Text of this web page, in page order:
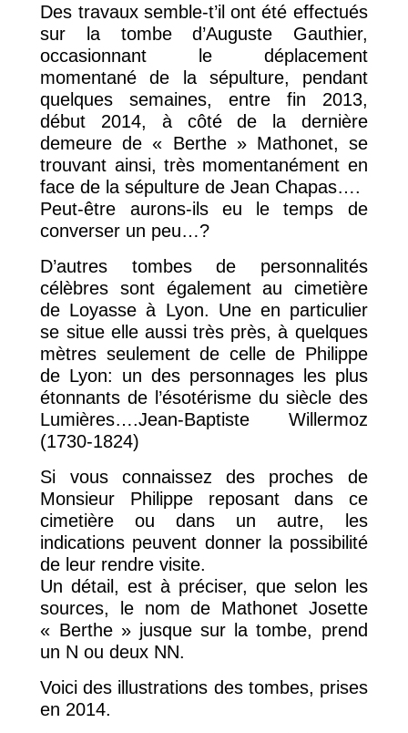
Des travaux semble-t’il ont été effectués
sur la tombe d’Auguste Gauthier,
occasionnant le déplacement
momentané de la sépulture, pendant
quelques semaines, entre fin 2013,
début 2014, à côté de la dernière
demeure de « Berthe » Mathonet, se
trouvant ainsi, très momentanément en
face de la sépulture de Jean Chapas….
Peut-être aurons-ils eu le temps de
converser un peu…?
D’autres tombes de personnalités
célèbres sont également au cimetière
de Loyasse à Lyon. Une en particulier
se situe elle aussi très près, à quelques
mètres seulement de celle de Philippe
de Lyon: un des personnages les plus
étonnants de l’ésotérisme du siècle des
Lumières….Jean-Baptiste Willermoz
(1730-1824)
Si vous connaissez des proches de
Monsieur Philippe reposant dans ce
cimetière ou dans un autre, les
indications peuvent donner la possibilité
de leur rendre visite.
Un détail, est à préciser, que selon les
sources, le nom de Mathonet Josette
« Berthe » jusque sur la tombe, prend
un N ou deux NN.
Voici des illustrations des tombes, prises
en 2014.